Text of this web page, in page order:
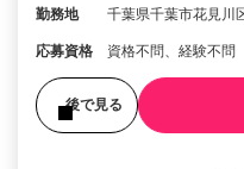
勤務地 千葉県千葉市花見
応募資格 資格不問、経験不問
後で見る